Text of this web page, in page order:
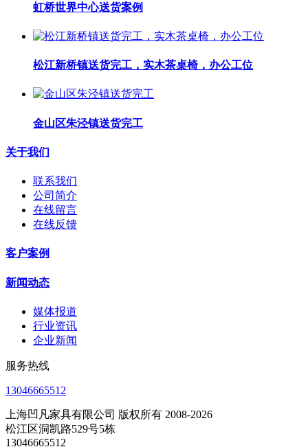
虹桥世界中心送货案例
松江新桥镇送货完工，实木茶桌椅，办公工位
金山区朱泾镇送货完工
关于我们
联系我们
公司简介
在线留言
在线反馈
客户案例
新闻动态
媒体报道
行业资讯
企业新闻
服务热线
13046665512
上海凹凡家具有限公司 版权所有 2008-2026
松江区洞凯路529号5栋
13046665512